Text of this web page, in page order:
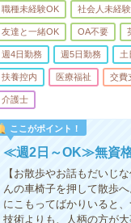
職種未経験OK 社会人未経
友達と一緒OK OA不要
週4日勤務 週5日勤務 土
扶養控内 医療福祉 交費
介護士
ここがポイント！
≪週2日～OK≫無資格
【お散歩やお話もだいじ
んの車椅子を押して散歩
にこもってばかりいると
技術よりも、人柄の方が